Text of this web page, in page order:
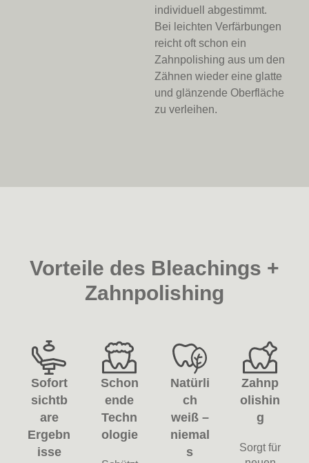
individuell abgestimmt.
Bei leichten Verfärbungen
reicht oft schon ein
Zahnpolishing aus um den
Zähnen wieder eine glatte
und glänzende Oberfläche
zu verleihen.
Vorteile des Bleachings +
Zahnpolishing